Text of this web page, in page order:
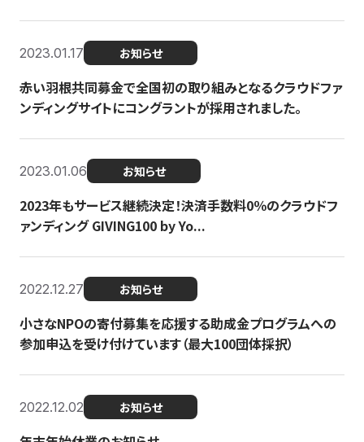
2023.01.17 お知らせ
赤い羽根共同募金で全国初の取り組みとなるクラウドファ
ンディングサイトにコングラントが採用されました。
2023.01.06 お知らせ
2023年もサービス継続決定！決済手数料0％のクラウドフ
ァンディング GIVING100 by Yo...
2022.12.27 お知らせ
小さなNPOの寄付募集を応援する助成金プログラムへの
参加申込を受け付けています（最大100団体採択）
2022.12.02 お知らせ